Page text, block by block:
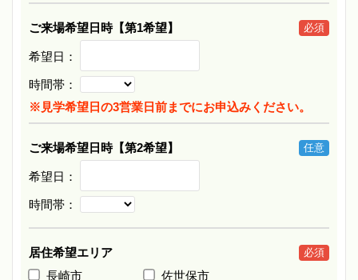
ご来場希望日時【第1希望】 必須
希望日：
時間帯：
※見学希望日の3営業日前までにお申込みください。
ご来場希望日時【第2希望】 任意
希望日：
時間帯：
居住希望エリア 必須
長崎市
佐世保市